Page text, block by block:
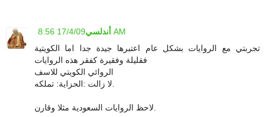
أندلسي 17/4/09 8:56 AM
تجربتي مع الروايات بشكل عام اعتبرها جيدة جدا اما الكويتية
فقليلة وفقيرة كفقر هذه الروايات
الروائي الكويتي للاسف